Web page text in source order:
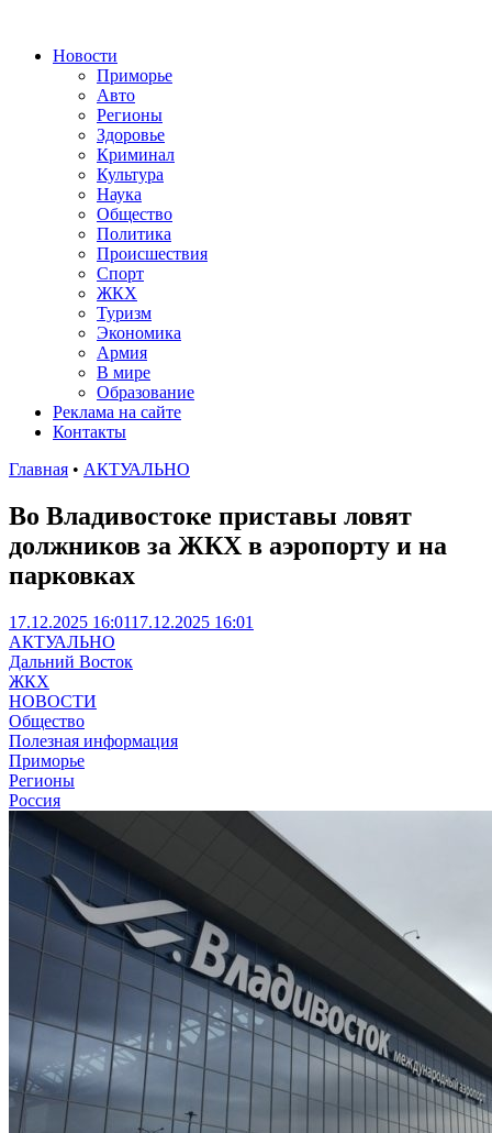
Новости
Приморье
Авто
Регионы
Здоровье
Криминал
Культура
Наука
Общество
Политика
Происшествия
Спорт
ЖКХ
Туризм
Экономика
Армия
В мире
Образование
Реклама на сайте
Контакты
Главная • АКТУАЛЬНО
Во Владивостоке приставы ловят
должников за ЖКХ в аэропорту и на
парковках
17.12.2025 16:0117.12.2025 16:01
АКТУАЛЬНО
Дальний Восток
ЖКХ
НОВОСТИ
Общество
Полезная информация
Приморье
Регионы
Россия